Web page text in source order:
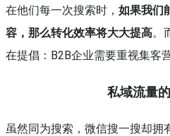
在他们每一次搜索时， 如果我们
容，那么转化效率将大大提高。
在提倡：B2B企业需要重视集客营
私域流量
虽然同为搜索，微信搜一搜却拥